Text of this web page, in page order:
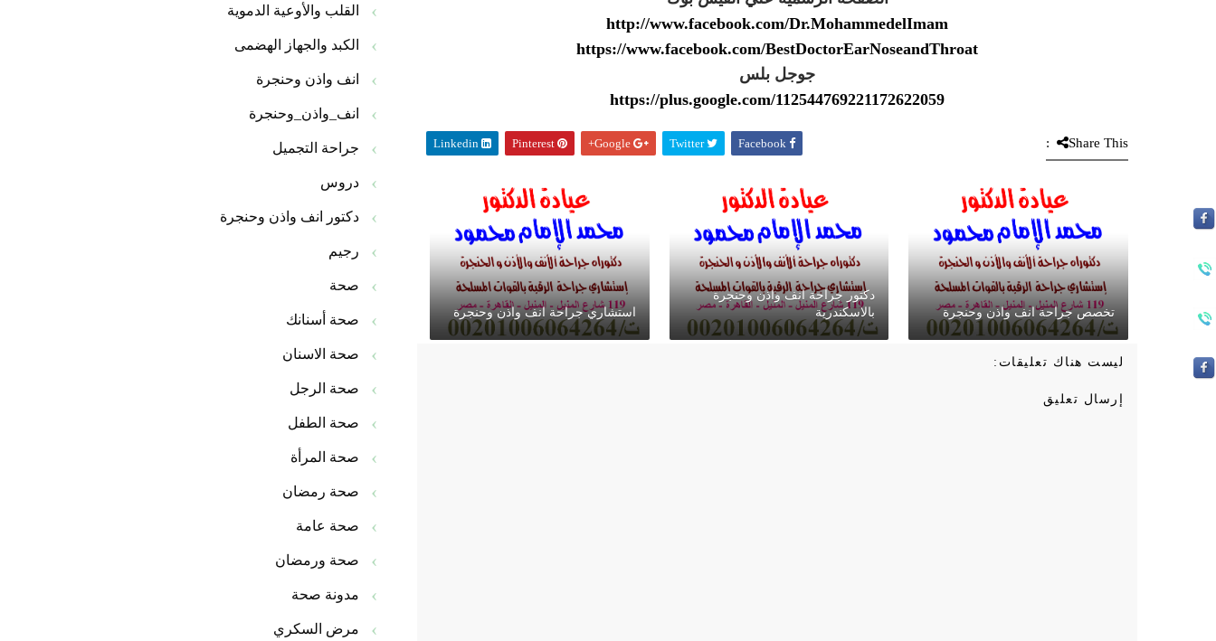
http://www.facebook.com/Dr.MohammedelImam
https://www.facebook.com/BestDoctorEarNoseandThroat
جوجل بلس
https://plus.google.com/112544769221172622059
Share This:
Twitter
Google+
Pinterest
Linkedin
تخصص جراحة انف واذن وحنجرة
دكتور جراحة انف واذن وحنجرة
بالاسكندرية
استشاري جراحة انف واذن وحنجرة
ليست هناك تعليقات:
إرسال تعليق
القلب والأوعية الدموية
الكبد والجهاز الهضمى
انف واذن وحنجرة
انف_واذن_وحنجرة
جراحة التجميل
دروس
دكتور انف واذن وحنجرة
رجيم
صحة
صحة أسنانك
صحة الاسنان
صحة الرجل
صحة الطفل
صحة المرأة
صحة رمضان
صحة عامة
صحة ورمضان
مدونة صحة
مرض السكري